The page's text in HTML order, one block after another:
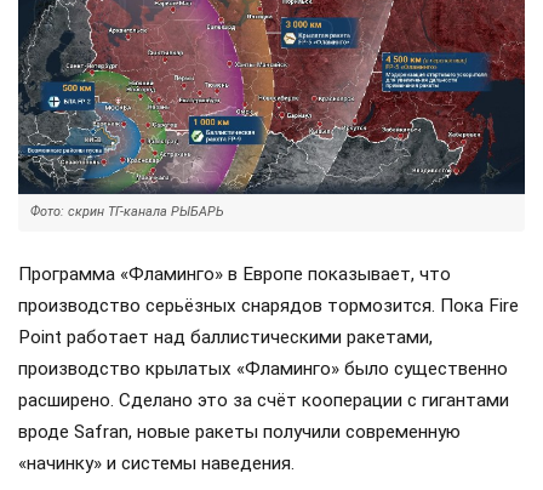
Фото: скрин ТГ-канала РЫБАРЬ
Программа «Фламинго» в Европе показывает, что
производство серьёзных снарядов тормозится. Пока Fire
Point работает над баллистическими ракетами,
производство крылатых «Фламинго» было существенно
расширено. Сделано это за счёт кооперации с гигантами
вроде Safran, новые ракеты получили современную
«начинку» и системы наведения.